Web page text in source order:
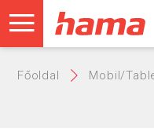
Főoldal Mobil/